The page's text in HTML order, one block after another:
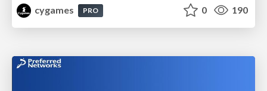
cygames
PRO 0 190